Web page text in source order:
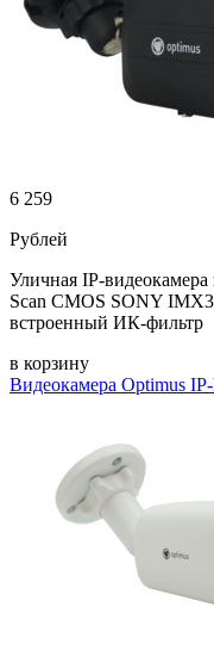
6 259
Рублей
Уличная IP-
Scan CMOS SONY
встроенный ИК-фильтр
в корзину
Видеокамера Optimus